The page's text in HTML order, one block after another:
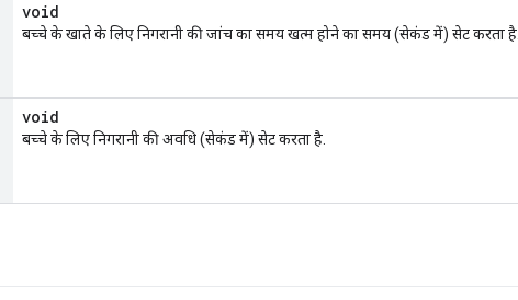
void
बच्चे के खाते के लिए निगरानी की जांच का समय खत्म होने का समय (सेकंड में) सेट करता है.
void
बच्चे के लिए निगरानी की अवधि (सेकंड में) सेट करता है.